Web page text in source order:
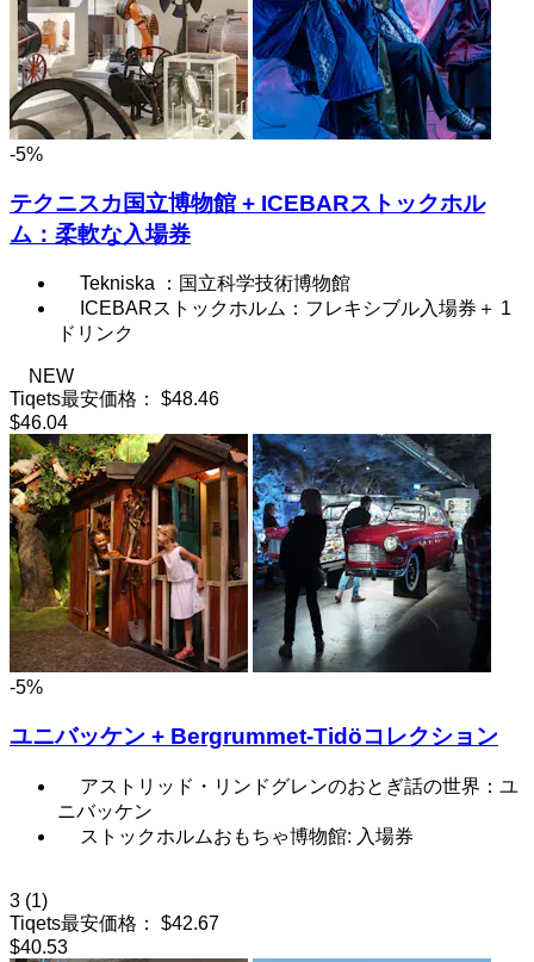
-5%
テクニスカ国立博物館 + ICEBARストックホル
ム：柔軟な入場券
Tekniska ：国立科学技術博物館
ICEBARストックホルム：フレキシブル入場券＋ 1
ドリンク
NEW
Tiqets最安価格：
$48.46
$46.04
-5%
ユニバッケン + Bergrummet-Tidöコレクション
アストリッド・リンドグレンのおとぎ話の世界：ユ
ニバッケン
ストックホルムおもちゃ博物館: 入場券
3 (1)
Tiqets最安価格：
$42.67
$40.53